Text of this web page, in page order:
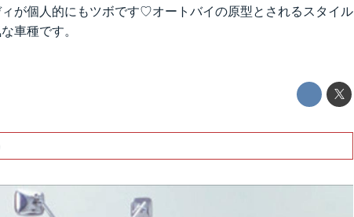
が個人的にもツボです♡オートバイの原型とされるスタイル
車種です。